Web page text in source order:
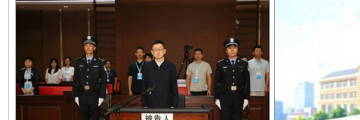
受贿1.44亿！段成刚被判无期